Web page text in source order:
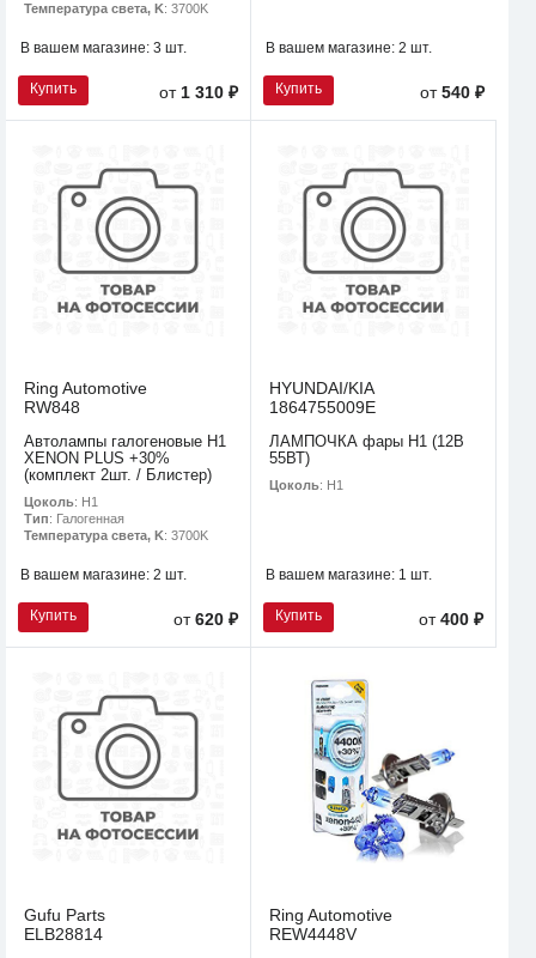
Температура света, K: 3700K
В вашем магазине: 3 шт.
Купить от 1 310 ₽
В вашем магазине: 2 шт.
Купить от540 ₽
Ring Automotive
RW848
Автолампы галогеновые H1
XENON PLUS +30%
(комплект 2шт. / Блистер)
Цоколь: H1
Тип: Галогенная
Температура света, K: 3700K
В вашем магазине: 2 шт.
Купить от620 ₽
HYUNDAI/KIA
1864755009E
ЛАМПОЧКА фары H1 (12В
55ВТ)
Цоколь: H1
В вашем магазине: 1 шт.
Купить от400 ₽
Gufu Parts
ELB28814
Ring Automotive
REW4448V